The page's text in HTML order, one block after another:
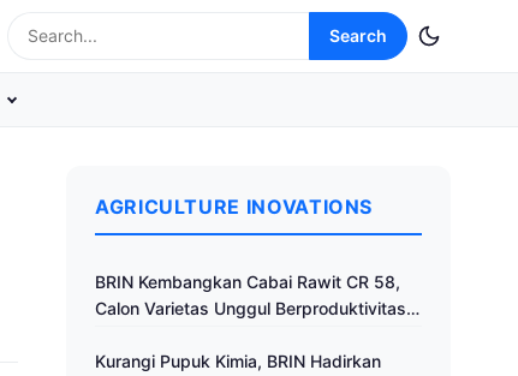
Search
AGRICULTURE INOVATIONS
BRIN Kembangkan Cabai Rawit CR 58,
Calon Varietas Unggul Berproduktivitas
Kurangi Pupuk Kimia, BRIN Hadirkan